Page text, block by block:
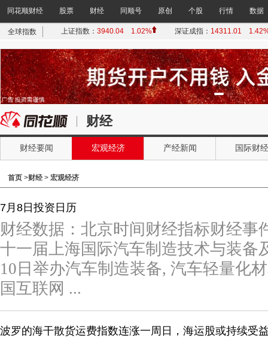
同花顺财经 股票 财经 同顺号 原创 个股 行情 数据
财经
财经要闻 宏观经济 产经新闻 国际财经
首页 >财经 > 宏观经济
7月8日投资日历
财经数据：北京时间财经指标财经事
十一届上海国际汽车制造技术与装备
10日举办汽车制造装备, 汽车轻量化
国互联网 ...
波罗的海干散货运费指数连涨一周日，海运股或持续受